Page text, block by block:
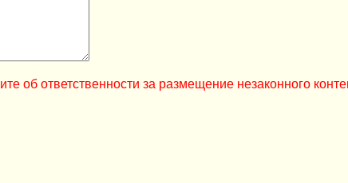
об ответственности за размещение незаконного